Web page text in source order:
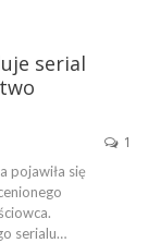
serial
1
pojawiła się
serialu…